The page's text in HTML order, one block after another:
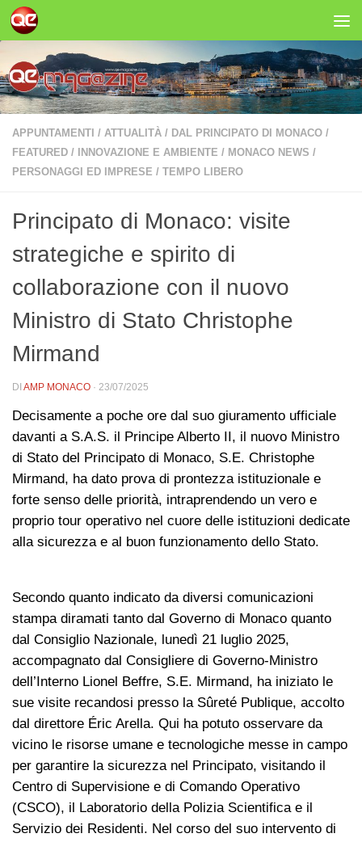
Salta al contenuto
APPUNTAMENTI / ATTUALITÀ / DAL PRINCIPATO DI MONACO /
FEATURED / INNOVAZIONE E AMBIENTE / MONACO NEWS /
PERSONAGGI ED IMPRESE / TEMPO LIBERO
Principato di Monaco: visite
strategiche e spirito di
collaborazione con il nuovo
Ministro di Stato Christophe
Mirmand
DI AMP MONACO · 23/07/2025
Decisamente a poche ore dal suo giuramento ufficiale
davanti a S.A.S. il Principe Alberto II, il nuovo Ministro
di Stato del Principato di Monaco, S.E. Christophe
Mirmand, ha dato prova di prontezza istituzionale e
forte senso delle priorità, intraprendendo un vero e
proprio tour operativo nel cuore delle istituzioni dedicate
alla sicurezza e al buon funzionamento dello Stato.
Secondo quanto indicato da diversi comunicazioni
stampa diramati tanto dal Governo di Monaco quanto
dal Consiglio Nazionale, lunedì 21 luglio 2025,
accompagnato dal Consigliere di Governo-Ministro
dell’Interno Lionel Beffre, S.E. Mirmand, ha iniziato le
sue visite recandosi presso la Sûreté Publique, accolto
dal direttore Éric Arella. Qui ha potuto osservare da
vicino le risorse umane e tecnologiche messe in campo
per garantire la sicurezza nel Principato, visitando il
Centro di Supervisione e di Comando Operativo
(CSCO), il Laboratorio della Polizia Scientifica e il
Servizio dei Residenti. Nel corso del suo intervento di